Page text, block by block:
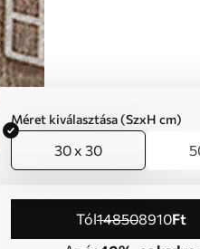
Méret kiválasztása (SzxH cm)
30 x 30
Tól148508910Ft